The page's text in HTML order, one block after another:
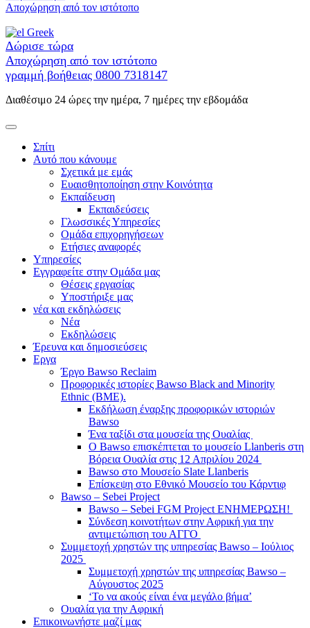
στο
Αποχώρηση από τον ιστότοπο
Greek
Δώρισε τώρα
Αποχώρηση από τον ιστότοπο
γραμμή βοήθειας 0800 7318147
Διαθέσιμο 24 ώρες την ημέρα, 7 ημέρες την εβδομάδα
Σπίτι
Αυτό που κάνουμε
Σχετικά με εμάς
Ευαισθητοποίηση στην Κοινότητα
Εκπαίδευση
Εκπαιδεύσεις
Γλωσσικές Υπηρεσίες
Ομάδα επιχορηγήσεων
Ετήσιες αναφορές
Υπηρεσίες
Εγγραφείτε στην Ομάδα μας
Θέσεις εργασίας
Υποστήριξε μας
νέα και εκδηλώσεις
Νέα
Εκδηλώσεις
Έρευνα και δημοσιεύσεις
Εργα
Έργο Bawso Reclaim
Προφορικές ιστορίες Bawso Black and Minority
Ethnic (BME).
Εκδήλωση έναρξης προφορικών ιστοριών
Bawso
Ένα ταξίδι στα μουσεία της Ουαλίας
Ο Bawso επισκέπτεται το μουσείο Llanberis στη
Βόρεια Ουαλία στις 12 Απριλίου 2024
Bawso στο Μουσείο Slate Llanberis
Επίσκεψη στο Εθνικό Μουσείο του Κάρντιφ
Bawso – Sebei Project
Bawso – Sebei FGM Project ΕΝΗΜΕΡΩΣΗ!
Σύνδεση κοινοτήτων στην Αφρική για την
αντιμετώπιση του ΑΓΓΟ
Συμμετοχή χρηστών της υπηρεσίας Bawso – Ιούλιος
2025
Συμμετοχή χρηστών της υπηρεσίας Bawso –
Αύγουστος 2025
‘Το να ακούς είναι ένα μεγάλο βήμα’
Ουαλία για την Αφρική
Επικοινωνήστε μαζί μας